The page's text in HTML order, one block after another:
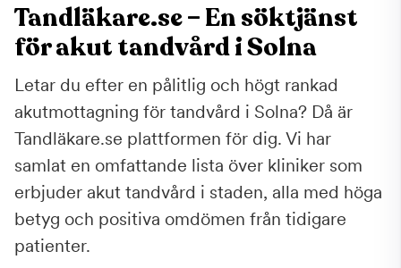
Tandläkare.se – En söktjänst
för akut tandvård i Solna
Letar du efter en pålitlig och högt rankad
akutmottagning för tandvård i Solna? Då är
Tandläkare.se plattformen för dig. Vi har
samlat en omfattande lista över kliniker som
erbjuder akut tandvård i staden, alla med höga
betyg och positiva omdömen från tidigare
patienter.